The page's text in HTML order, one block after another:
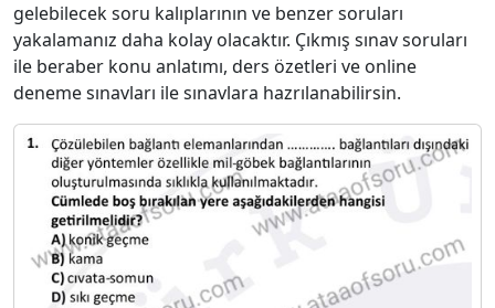
gelebilecek soru kalıplarının ve benzer soruları
yakalamanız daha kolay olacaktır. Çıkmış sınav soruları
ile beraber konu anlatımı, ders özetleri ve online
deneme sınavları ile sınavlara hazrılanabilirsin.